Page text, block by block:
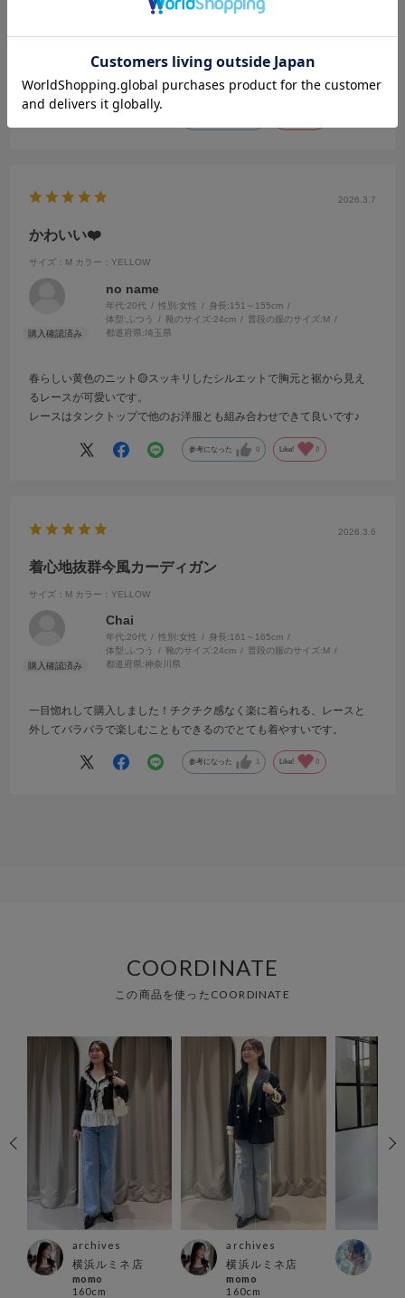
可愛くて細見えするトップスを探していて、ドンピシャなものに出会
えました…
2026.3.7
かわいい❤️
サイズ：M カラー：YELLOW
no name
年代:20代 性別:女性 身長:151～155cm
体型: ふつう 靴のサイズ:24cm 普段の服のサイズ:M
都道府県:埼玉県
春らしい黄色のニット🟡スッキリしたシルエットで胸元と裾から見え
るレースが可愛いです。
レースはタンクトップで他のお洋服とも組み合わせできて良いです♪
参考になった 0 Like! 0
2026.3.6
着心地抜群今風カーディガン
サイズ：M カラー：YELLOW
Chai
年代:20代 性別:女性 身長:161～165cm
体型: ふつう 靴のサイズ:24cm 普段の服のサイズ:M
都道府県:神奈川県
一目惚れして購入しました！チクチク感なく楽に着られる、レースと
外してバラバラで楽しむこともできるのでとても着やすいです。
参考になった 1 Like! 0
COORDINATE
この商品を使ったCOORDINATE
archives
横浜ルミネ店
momo
160cm
archives
横浜ルミネ店
momo
160cm